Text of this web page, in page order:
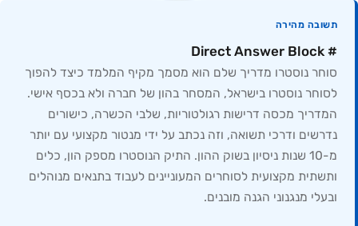
תשובה מהירה
# Direct Answer Block
סוחר נוסטרו מדריך שלם הוא מסמך מקיף המלמד כיצד להפוך
לסוחר נוסטרו בישראל, המסחר בהון של חברה ולא בכסף אישי.
המדריך מכסה דרישות רגולטוריות, שלבי הכשרה, כישורים
נדרשים ודרכי תשואה, וזה נכתב על ידי מנטור מקצועי עם יותר
מ-10 שנות ניסיון בשוק ההון. התיק הנוסטרו מספק הון, כלים
ותשתית מקצועית לסוחרים המעוניינים לעבוד בתנאים מנוהלים
ובעלי מנגנוני הגנה מובנים.